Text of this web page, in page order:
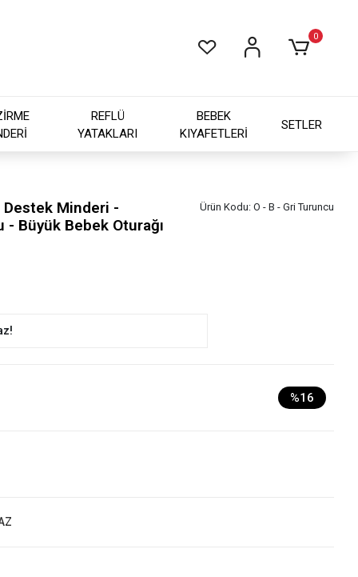
0
REFLÜ
YATAKLARI
BEBEK
KIYAFETLERİ
SETLER
Destek Minderi -
Büyük Bebek Oturağı
Ürün Kodu: O - B - Gri Turuncu
%16